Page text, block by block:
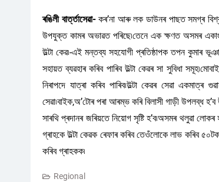
ৰঙিলী বাৰ্ত্তাসেৱা-কৰ’না আৰু লক ডাউনৰ পাছত সমগ্ৰ বিশ্বৰ
উপযুক্ত কামৰ অভাৱত পৰিছে৷তেনে এক ক্ষণত অসমৰ
উল্টা কেৱ৷-এই মন্তব্য সহযোগী প্ৰতিষ্ঠাপক তপন কুমাৰ
সহায়ত ব্যৱহাৰ কৰিব পাৰিব উল্টা কেৱৰ সা সুবিধা
নিৰাপদে যাত্ৰা কৰিব পাৰিব৷উল্টা কেৱৰ সেৱা একমাত্ৰ
সেৱা৷বাইক,অ’টোৰ পৰা আৰম্ভ কৰি বিলাসী গাড়ী উপলব্ধ
সাৰথি প্ৰদানৰ জৰিয়তে নিয়োগ সৃষ্টি হ’ব৷অসমৰ থলুৱা
গ্ৰাহকে উল্টা কেৱক ৰেফাৰ কৰিব তেওঁলোকে লাভ কৰিব
কৰিব গ্ৰাহকক৷
Regional